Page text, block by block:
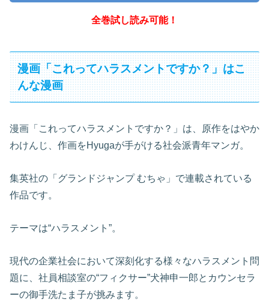
全巻試し読み可能！
漫画「これってハラスメントですか？」はこ
んな漫画
漫画「これってハラスメントですか？」は、原作をはやか
わけんじ、作画をHyugaが手がける社会派青年マンガ。
集英社の「グランドジャンプ むちゃ」で連載されている
作品です。
テーマは“ハラスメント”。
現代の企業社会において深刻化する様々なハラスメント問
題に、社員相談室の“フィクサー”犬神申一郎とカウンセラ
ーの御手洗たま子が挑みます。